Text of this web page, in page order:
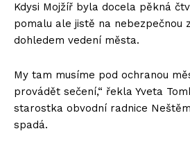
Kdysi Mojžíř byla docela pěkná
pomalu ale jistě na nebezpečnou
dohledem vedení města.
My tam musíme pod ochranou
provádět sečení,“ řekla Yveta
starostka obvodní radnice
spadá.